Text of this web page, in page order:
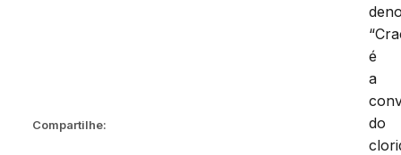
Compartilhe:
é
a
do